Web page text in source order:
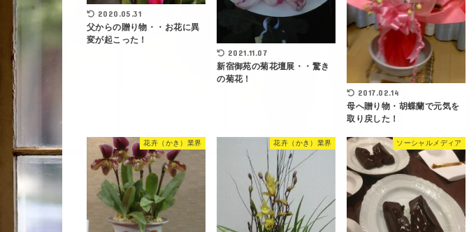
2020.05.31
父からの贈り物・・お花に異
変が起こった！
2021.11.07
新宿御苑の菊花壇展・・驚き
の菊花！
2017.02.14
母へ贈り物・胡蝶蘭で元気を
取り戻した！
花卉（かき）業界 花卉（かき）業界 ソーシャルメディア